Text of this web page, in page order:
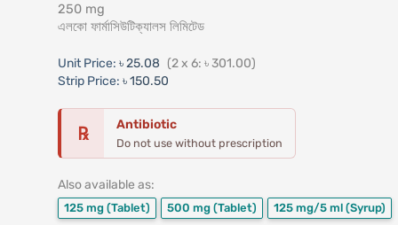
250 mg
এলকো ফার্মাসিউটিক্যালস লিমিটেড
Unit Price: ৳ 25.08 (2 x 6: ৳ 301.00)
Strip Price: ৳ 150.50
℞ Antibiotic
Do not use without prescription
Also available as:
125 mg (Tablet) 500 mg (Tablet) 125 mg/5 ml (Syrup)